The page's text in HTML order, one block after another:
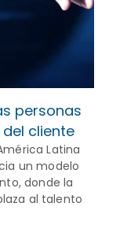
personas
cliente
Latina
un modelo
donde la
al talento